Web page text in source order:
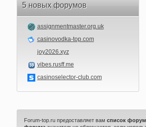
5 новых форумов
assignmentmaster.org.uk
casinovodka-top.com
joy2026.xyz
vibes.rusff.me
casinoselector-club.com
Forum-top.ru предоставляет вамсписок